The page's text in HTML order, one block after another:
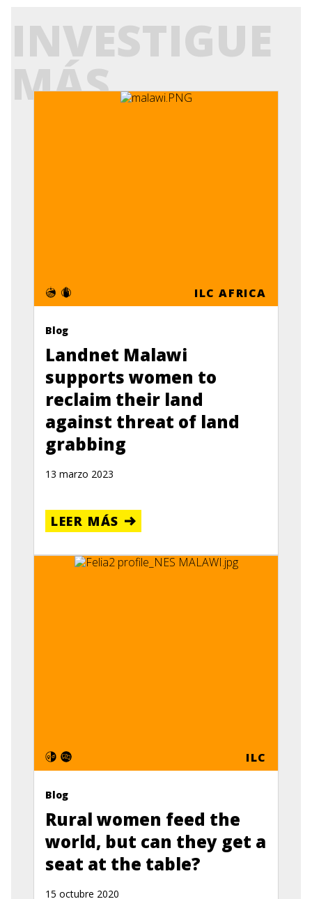
INVESTIGUE
MÁS
ILC AFRICA
Blog
Landnet Malawi
supports women to
reclaim their land
against threat of land
grabbing
13 marzo 2023
LEER MÁS
ILC
Blog
Rural women feed the
world, but can they get a
seat at the table?
15 octubre 2020